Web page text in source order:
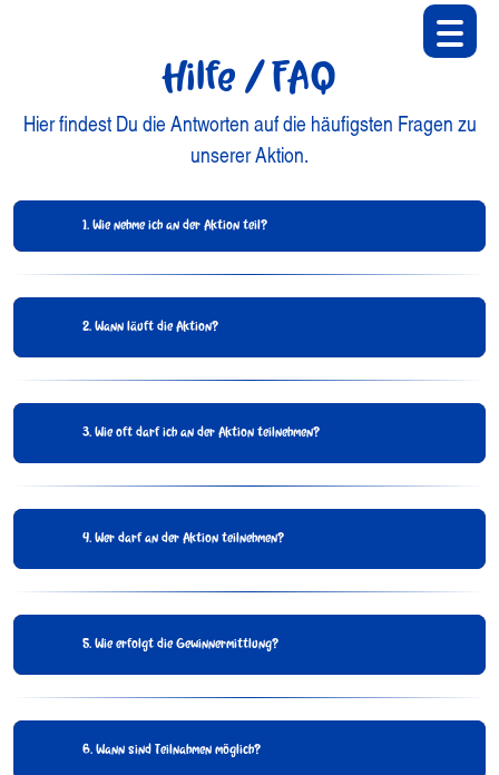
Hilfe / FAQ
Hier findest Du die Antworten auf die häufigsten Fragen zu
unserer Aktion.
1. Wie nehme ich an der Aktion teil?
2. Wann läuft die Aktion?
3. Wie oft darf ich an der Aktion teilnehmen?
4. Wer darf an der Aktion teilnehmen?
5. Wie erfolgt die Gewinnermittlung?
6. Wann sind Teilnahmen möglich?